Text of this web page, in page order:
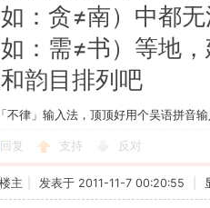
如：贪≠南）中都
如：需≠书）等地
韵目排列吧
「不律」输入法，顶顶好用个吴语拼音
回复 支持 反对
主 发表于 2011-11-7 00:20:55